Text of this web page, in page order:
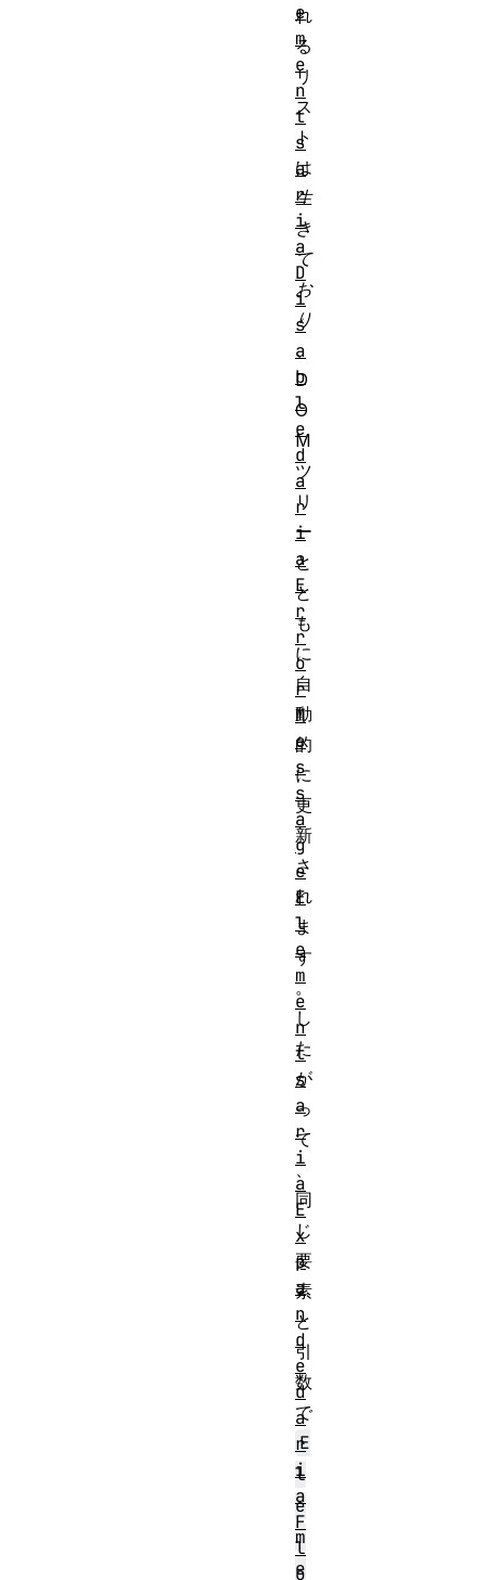
れ
る
リ
ス
ト
は
生
き
て
お
り
、
D
O
M
ツ
リ
ー
と
と
も
に
自
動
的
に
更
新
さ
れ
ま
す
。
し
た
が
っ
て
、
同
じ
要
素
と
引
数
で
E
l
e
m
e
e
m
e
n
t
s
a
r
i
a
D
i
s
a
b
l
e
d
a
r
i
a
E
r
r
o
r
M
e
s
s
a
g
e
E
l
e
m
e
n
t
s
a
r
i
a
E
x
p
a
n
d
e
d
a
r
i
a
F
l
o